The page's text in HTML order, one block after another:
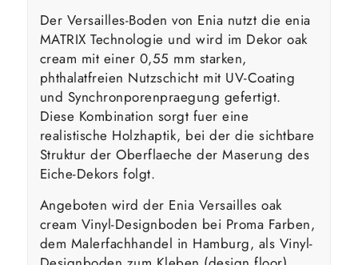
Der Versailles-Boden von Enia nutzt die enia
MATRIX Technologie und wird im Dekor oak
cream mit einer 0,55 mm starken,
phthalatfreien Nutzschicht mit UV-Coating
und Synchronporenpraegung gefertigt.
Diese Kombination sorgt fuer eine
realistische Holzhaptik, bei der die sichtbare
Struktur der Oberflaeche der Maserung des
Eiche-Dekors folgt.
Angeboten wird der Enia Versailles oak
cream Vinyl-Designboden bei Proma Farben,
dem Malerfachhandel in Hamburg, als Vinyl-